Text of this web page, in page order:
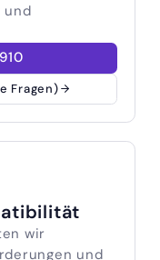
und
Fragen)
wir
und